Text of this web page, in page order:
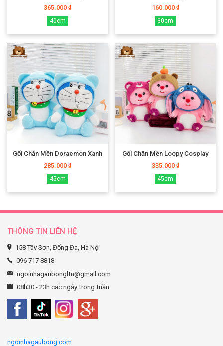
365.000₫
40cm
160.000 ₫
30cm
Gối Chăn Mền Doraemon Xanh
285.000₫
45cm
Gối Chăn Mền Loopy Cosplay
335.000 ₫
45cm
THÔNG TIN LIÊN HỆ
158 Tây Sơn, Đống Đa, Hà Nội
096 717 8818
ngoinhagaubongltn@gmail.com
08h30 - 23h các ngày trong tuần
ngoinhagaubong.com